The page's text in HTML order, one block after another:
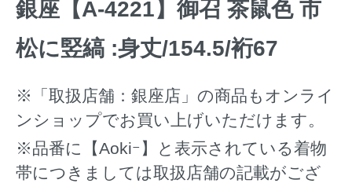
銀座【A-4221】御召 茶鼠色 市
松に竪縞 :身丈/154.5/裄67
※「取扱店舗：銀座店」の商品もオンライ
ンショップでお買い上げいただけます。
※品番に【Aokiｰ】と表示されている着物
帯につきましては取扱店舗の記載がござ